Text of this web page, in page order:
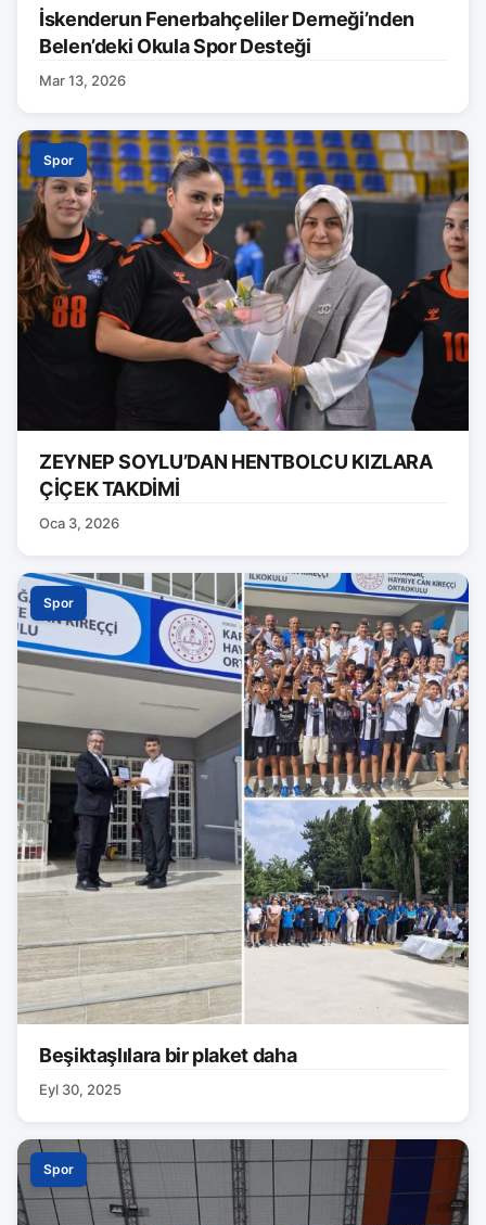
İskenderun Fenerbahçeliler Derneği’nden
Belen’deki Okula Spor Desteği
Mar 13, 2026
Spor
ZEYNEP SOYLU’DAN HENTBOLCU KIZLARA
ÇİÇEK TAKDİMİ
Oca 3, 2026
Spor
Beşiktaşlılara bir plaket daha
Eyl 30, 2025
Spor